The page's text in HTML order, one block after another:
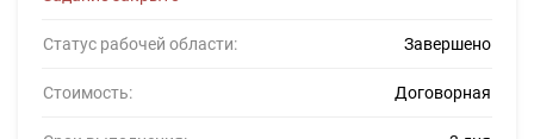
Статус рабочей области: Завершено
Стоимость: Договорная